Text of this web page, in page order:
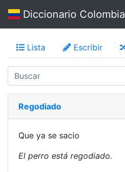
Diccionario Colombia
Lista Escribir
Regodiado
Que ya se sacio
El perro está regodiado.